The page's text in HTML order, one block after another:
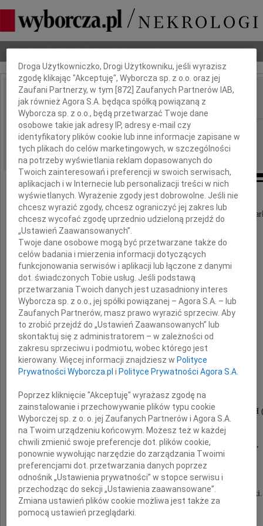
Nekrologi Odeszli Poradnik pogrzebowy
IMIĘ I NAZWISKO: Witold Sierpiński
REGION: Warszawa
DATA EMISJI: 28.08.2009
Dnia 24 sierpnia 2009 roku w wieku 82 lat
prof. dr hab.
Witold Sierpiński
ekonomista przez całe życie zawodowe związany z SGH
w latach 1969-1971
dziekan Wydziału Ekonomiczno-Społecznego,
prorektor w latach 1978-1981.
Odznaczony m.in.
Krzyżem Oficerskim Orderu Odrodzenia Polski.
Dbamy o Twoją prywatność
Droga Użytkowniczko, Drogi Użytkowniku, jeśli wyrazisz
zgodę klikając "Akceptuję", Wyborcza sp. z o.o. oraz jej
Zaufani Partnerzy, w tym [872 ] Zaufanych Partnerów IAB,
jak również Agora S.A. będąca spółką powiązaną z
Wyborcza sp. z o.o., będą przetwarzać Twoje dane
osobowe takie jak adresy IP, adresy e-mail czy
identyfikatory plików cookie lub inne informacje zapisane w
tych plikach do celów marketingowych, w szczególności
na potrzeby wyświetlania reklam dopasowanych do
Twoich zainteresowań i preferencji w swoich serwisach,
aplikacjach i w Internecie lub personalizacji treści w nich
wyświetlanych. Wyrażenie zgody jest dobrowolne. Jeśli nie
chcesz wyrazić zgody, chcesz ograniczyć jej zakres lub
chcesz wycofać zgodę uprzednio udzieloną przejdź do
„Ustawień Zaawansowanych”.
Twoje dane osobowe mogą być przetwarzane także do
celów badania i mierzenia informacji dotyczących
funkcjonowania serwisów i aplikacji lub łączone z danymi
dot. świadczonych Tobie usług. Jeśli podstawą
przetwarzania Twoich danych jest uzasadniony interes
Wyborcza sp. z o.o., jej spółki powiązanej – Agora S.A. – lub
Zaufanych Partnerów, masz prawo wyrazić sprzeciw. Aby
to zrobić przejdź do „Ustawień Zaawansowanych” lub
skontaktuj się z administratorem – w zależności od
zakresu sprzeciwu i podmiotu, wobec którego jest
kierowany. Więcej informacji znajdziesz w Polityce
Prywatności Wyborcza.pl i Polityce Prywatności Agora S.A.
Poprzez kliknięcie "Akceptuję" wyrażasz zgodę na
zainstalowanie i przechowywanie plików typu cookie
Wyborczej sp. z o. o. jej Zaufanych Partnerów i Agora S.A.
na Twoim urządzeniu końcowym. Możesz też w każdej
chwili zmienić swoje preferencje dot. plików cookie,
ponownie wywołując narzędzie do zarządzania Twoimi
preferencjami dot. przetwarzania danych poprzez
odnośnik „Ustawienia prywatności” w stopce serwisu i
przechodząc do sekcji „Ustawienia zaawansowane”.
Zmiana ustawień plików cookie możliwa jest także za
pomocą ustawień przeglądarki.